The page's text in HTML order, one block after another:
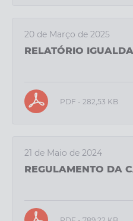
20 de Março de 2025
RELATÓRIO
PDF - 282,53 KB
21 de Maio de 2024
REGULAMENTO DA